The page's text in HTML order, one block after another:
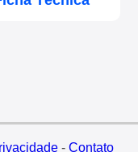
- Contato